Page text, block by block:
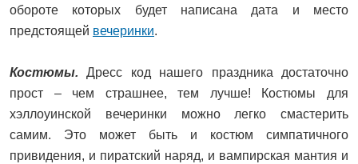
обороте которых будет написана дата и место
предстоящей вечеринки.
Костюмы. Дресс код нашего праздника достаточно
прост – чем страшнее, тем лучше! Костюмы для
хэллоуинской вечеринки можно легко смастерить
самим. Это может быть и костюм симпатичного
привидения, и пиратский наряд, и вампирская мантия и